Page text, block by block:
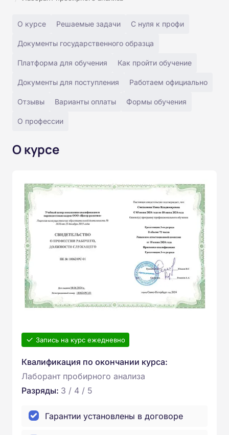
О курсе Решаемые задачи С нуля к профи
Документы государственного образца
Платформа для обучения Как пройти обучение
Документы для поступления Работаем официально
Отзывы Варианты оплаты Формы обучения
О профессии
О курсе
Запись на курс ежедневно
Квалификация по окончании курса:
Лаборант пробирного анализа
Разряды: 3 / 4 / 5
Гарантии установлены в договоре